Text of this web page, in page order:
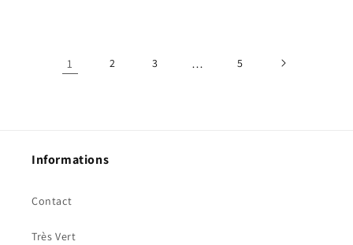
1 2 3 … 5
Informations
Contact
Très Vert